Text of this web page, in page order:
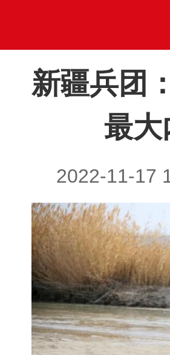
新疆兵团
最大
2022-11-17